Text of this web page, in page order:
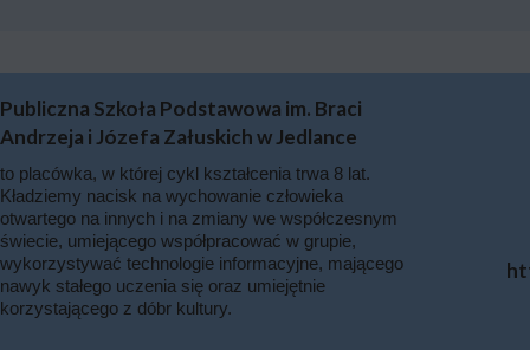
to placówka, w której cykl kształcenia trwa 8 lat.
Kładziemy nacisk na wychowanie człowieka
otwartego na innych i na zmiany we współczesnym
świecie, umiejącego współpracować w grupie,
wykorzystywać technologie informacyjne, mającego
nawyk stałego uczenia się oraz umiejętnie
korzystającego z dóbr kultury.
Publiczna Szkoła Podstawowa im. Braci
Andrzeja i Józefa Załuskich w Jedlance